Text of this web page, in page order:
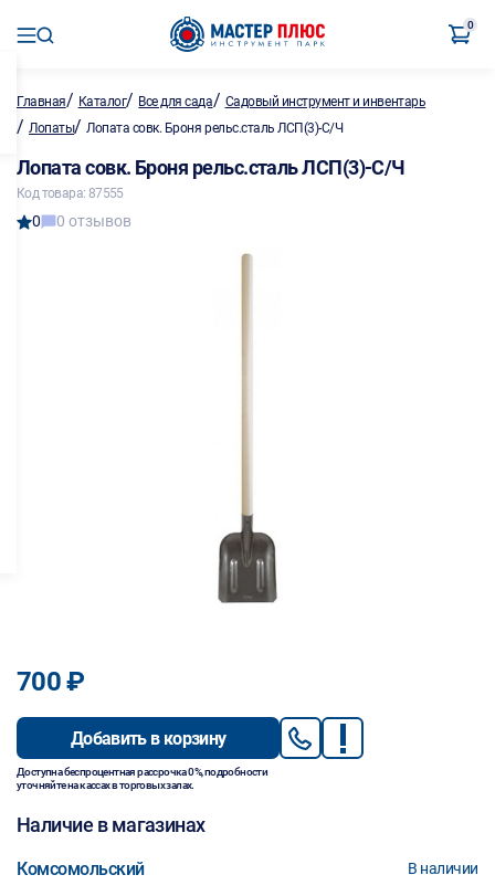
0
Главная/ Каталог/ Все для сада/ Садовый инструмент и инвентарь
/ Лопаты/Лопата совк. Броня рельс.сталь ЛСП(3)-С/Ч
Лопата совк. Броня рельс.сталь ЛСП(3)-С/Ч
Код товара: 87555
0 0 отзывов
700 ₽
Добавить в корзину
Доступна беспроцентная рассрочка 0%, подробности
уточняйте на кассах в торговых залах.
Наличие в магазинах
Комсомольский В наличии